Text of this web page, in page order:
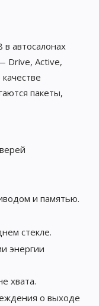
автосалонах
Drive, Active,
пакеты,
и памятью.
стекле.
энергии
хвата.
о выходе